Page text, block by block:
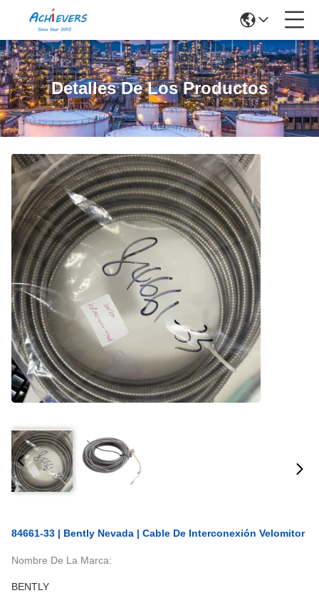
Detalles De Los Productos
84661-33 | Bently Nevada | Cable De Interconexión Velomitor
Nombre De La Marca:
BENTLY